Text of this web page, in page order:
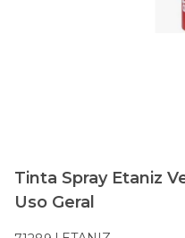
Tinta Spray Etaniz
Uso Geral